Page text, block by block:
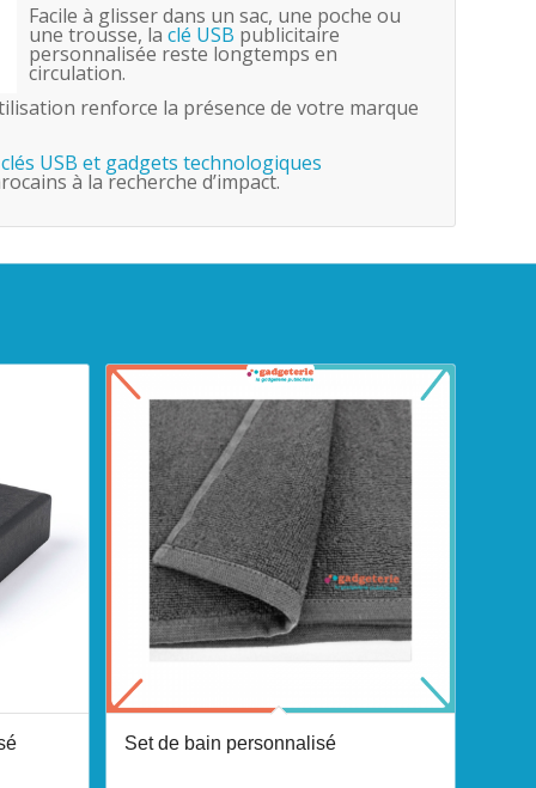
Facile à glisser dans un sac, une poche ou
une trousse, laclé USB publicitaire
personnalisée reste longtemps en
circulation.
renforce la présence de votre marque
USB et gadgets technologiques
à la recherche d’impact.
Set de bain personnalisé